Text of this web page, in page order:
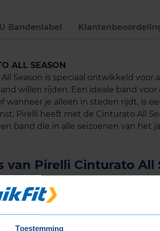
Toestemming
Bandenlabel
ALL SEASON
Season is speciaal ontwikkeld voor
willen rijden. Een ideale band
wanneer je alleen in steden rijdt, is
Pirelli heeft met de Cinturato All
band die in alle seizoenen van het
van Pirelli Cinturato All
Season combineert de
van een winterband. De